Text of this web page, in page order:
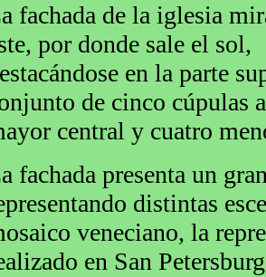
fachada de la iglesia
por donde sale el sol,
en la parte
de cinco cúpulas
central y cuatro
fachada presenta un
distintas
veneciano, la
en San